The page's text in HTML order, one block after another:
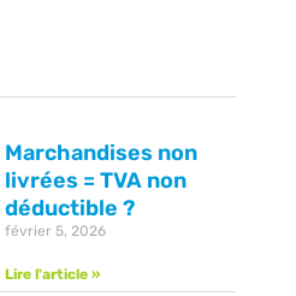
Marchandises non
livrées = TVA non
déductible ?
février 5, 2026
Lire l'article »